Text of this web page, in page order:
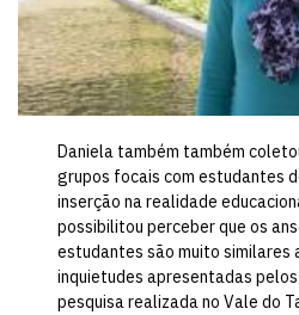
Daniela também também
grupos focais com estudantes
inserção na realidade
possibilitou perceber que os
estudantes são muito similares
inquietudes apresentadas
pesquisa realizada no Vale do